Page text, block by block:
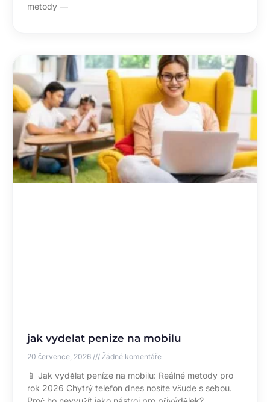
metody —
jak vydelat penize na mobilu
20 července, 2026 Žádné komentáře
📱 Jak vydělat peníze na mobilu: Reálné metody pro
rok 2026 Chytrý telefon dnes nosíte všude s sebou.